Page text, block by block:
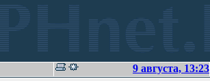
9 августа, 13:23